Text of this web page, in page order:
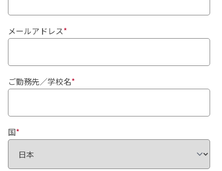
メールアドレス*
ご勤務先／学校名*
国*